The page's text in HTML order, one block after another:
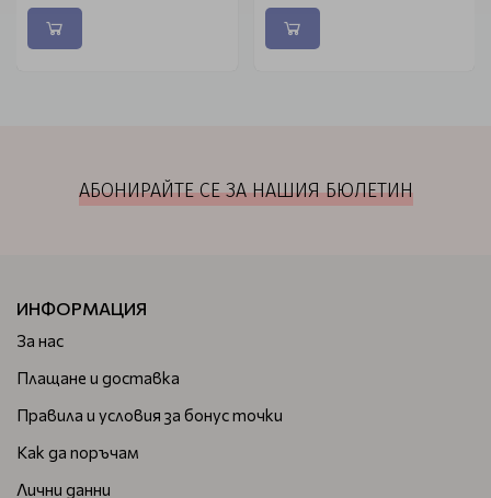
АБОНИРАЙТЕ СЕ ЗА НАШИЯ БЮЛЕТИН
ИНФОРМАЦИЯ
За нас
Плащане и доставка
Правила и условия за бонус точки
Как да поръчам
Лични данни